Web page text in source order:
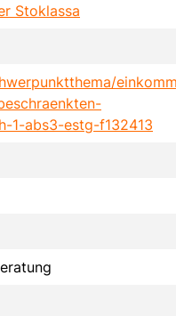
Stoklassa
1-abs3-estg-f132413